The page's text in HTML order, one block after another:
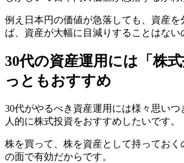
例え日本円の価値が急落しても、資産を
ば、資産が大幅に目減りすることはない
30代の資産運用には「株
っともおすすめ
30代がやるべき資産運用には様々思いつ
人的に株式投資をおすすめしたいです。
株を買って、株を資産として持っておく
の面で有効だからです。